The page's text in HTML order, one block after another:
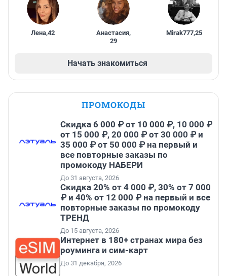
Лена,42 Анастасия,
29
Mirak777,25
Начать знакомиться
ПРОМОКОДЫ
Скидка 6 000 ₽ от 10 000 ₽, 10 000 ₽
от 15 000 ₽, 20 000 ₽ от 30 000 ₽ и
35 000 ₽ от 50 000 ₽ на первый и
все повторные заказы по
промокоду НАБЕРИ
До 31 августа, 2026
Скидка 20% от 4 000 ₽, 30% от 7 000
₽ и 40% от 12 000 ₽ на первый и все
повторные заказы по промокоду
ТРЕНД
До 15 августа, 2026
Интернет в 180+ странах мира без
роуминга и сим-карт
До 31 декабря, 2026